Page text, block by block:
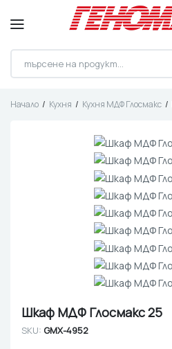
Начало Кухня Кухня МДФ Глосмакс
Шкаф МДФ Глосмакс 25
SKU: GMX-4952